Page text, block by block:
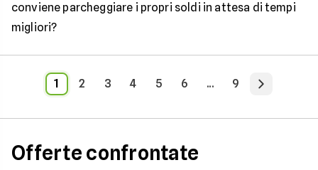
conviene parcheggiare i propri soldi in attesa di tempi
migliori?
1 2 3 4 5 6 ... 9
Offerte confrontate